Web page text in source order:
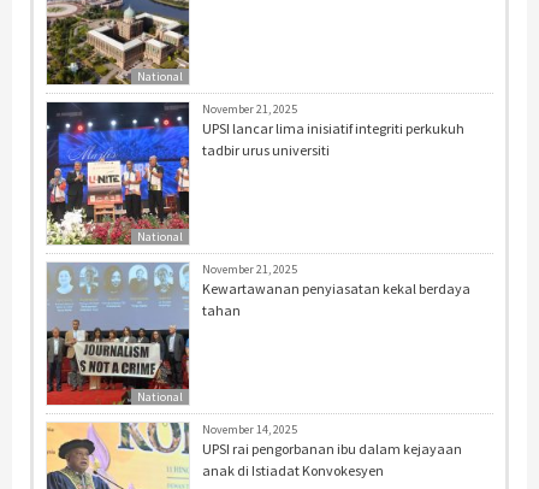
National
National
November 21, 2025
UPSI lancar lima inisiatif integriti perkukuh
tadbir urus universiti
National
November 21, 2025
Kewartawanan penyiasatan kekal berdaya
tahan
November 14, 2025
UPSI rai pengorbanan ibu dalam kejayaan
anak di Istiadat Konvokesyen